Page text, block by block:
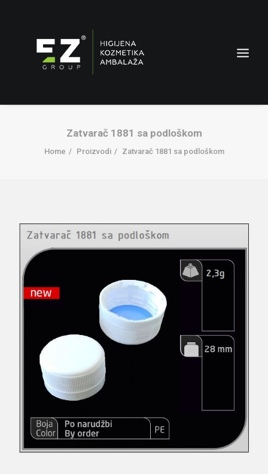
Zatvarač 1881 sa podloškom
Home Proizvodi Zatvarač 1881 sa podloškom